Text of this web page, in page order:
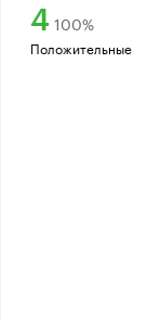
4 100%
Положительные